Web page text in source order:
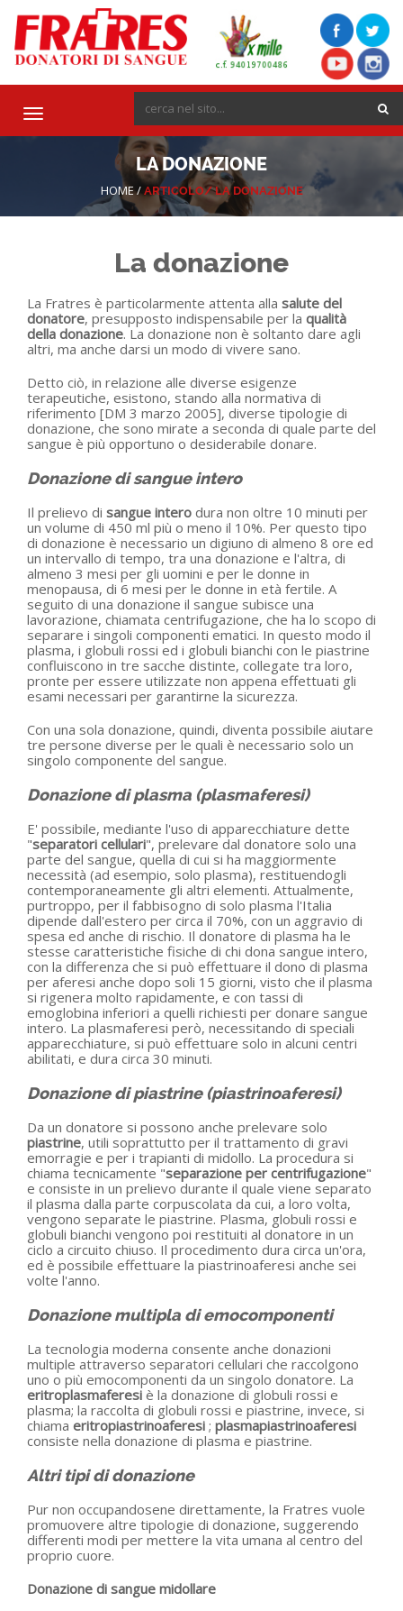
Toggle
LA DONAZIONE
HOME/ARTICOLO/ LA DONAZIONE
La donazione
La Fratres è particolarmente attenta alla salute del
donatore, presupposto indispensabile per la qualità
della donazione. La donazione non è soltanto dare agli
altri, ma anche darsi un modo di vivere sano.
Detto ciò, in relazione alle diverse esigenze
terapeutiche, esistono, stando alla normativa di
riferimento [DM 3 marzo 2005], diverse tipologie di
donazione, che sono mirate a seconda di quale parte del
sangue è più opportuno o desiderabile donare.
Donazione di sangue intero
Il prelievo di sangue intero dura non oltre 10 minuti per
un volume di 450 ml più o meno il 10%. Per questo tipo
di donazione è necessario un digiuno di almeno 8 ore ed
un intervallo di tempo, tra una donazione e l'altra, di
almeno 3 mesi per gli uomini e per le donne in
menopausa, di 6 mesi per le donne in età fertile. A
seguito di una donazione il sangue subisce una
lavorazione, chiamata centrifugazione, che ha lo scopo di
separare i singoli componenti ematici. In questo modo il
plasma, i globuli rossi ed i globuli bianchi con le piastrine
confluiscono in tre sacche distinte, collegate tra loro,
pronte per essere utilizzate non appena effettuati gli
esami necessari per garantirne la sicurezza.
Con una sola donazione, quindi, diventa possibile aiutare
tre persone diverse per le quali è necessario solo un
singolo componente del sangue.
Donazione di plasma (plasmaferesi)
E' possibile, mediante l'uso di apparecchiature dette
"separatori cellulari", prelevare dal donatore solo una
parte del sangue, quella di cui si ha maggiormente
necessità (ad esempio, solo plasma), restituendogli
contemporaneamente gli altri elementi. Attualmente,
purtroppo, per il fabbisogno di solo plasma l'Italia
dipende dall'estero per circa il 70%, con un aggravio di
spesa ed anche di rischio. Il donatore di plasma ha le
stesse caratteristiche fisiche di chi dona sangue intero,
con la differenza che si può effettuare il dono di plasma
per aferesi anche dopo soli 15 giorni, visto che il plasma
si rigenera molto rapidamente, e con tassi di
emoglobina inferiori a quelli richiesti per donare sangue
intero. La plasmaferesi però, necessitando di speciali
apparecchiature, si può effettuare solo in alcuni centri
abilitati, e dura circa 30 minuti.
Donazione di piastrine (piastrinoaferesi)
Da un donatore si possono anche prelevare solo
piastrine, utili soprattutto per il trattamento di gravi
emorragie e per i trapianti di midollo. La procedura si
chiama tecnicamente "separazione per centrifugazione"
e consiste in un prelievo durante il quale viene separato
il plasma dalla parte corpuscolata da cui, a loro volta,
vengono separate le piastrine. Plasma, globuli rossi e
globuli bianchi vengono poi restituiti al donatore in un
ciclo a circuito chiuso. Il procedimento dura circa un'ora,
ed è possibile effettuare la piastrinoaferesi anche sei
volte l'anno.
Donazione multipla di emocomponenti
La tecnologia moderna consente anche donazioni
multiple attraverso separatori cellulari che raccolgono
uno o più emocomponenti da un singolo donatore. La
eritroplasmaferesi è la donazione di globuli rossi e
plasma; la raccolta di globuli rossi e piastrine, invece, si
chiama eritropiastrinoaferesi ; plasmapiastrinoaferesi
consiste nella donazione di plasma e piastrine.
Altri tipi di donazione
Pur non occupandosene direttamente, la Fratres vuole
promuovere altre tipologie di donazione, suggerendo
differenti modi per mettere la vita umana al centro del
proprio cuore.
Donazione di sangue midollare